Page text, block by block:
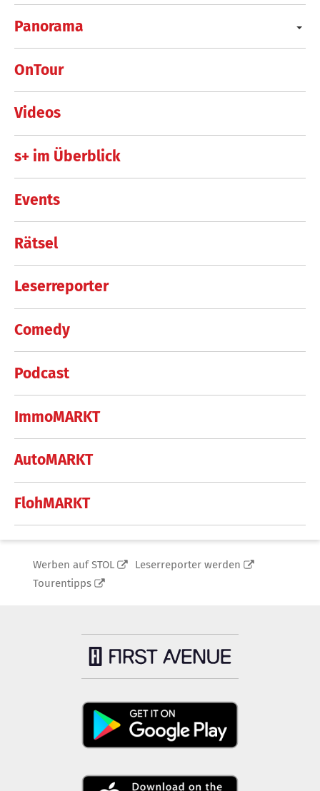
Panorama
OnTour
Videos
s+ im Überblick
Events
Rätsel
Leserreporter
Comedy
Podcast
ImmoMARKT
AutoMARKT
FlohMARKT
Werben auf STOL
Leserreporter werden
Tourentipps